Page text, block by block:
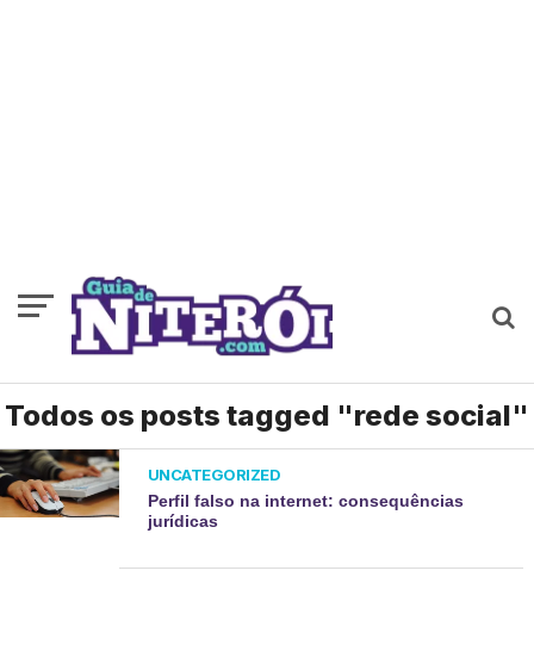
Todos os posts tagged "rede social"
UNCATEGORIZED
Perfil falso na internet: consequências
jurídicas